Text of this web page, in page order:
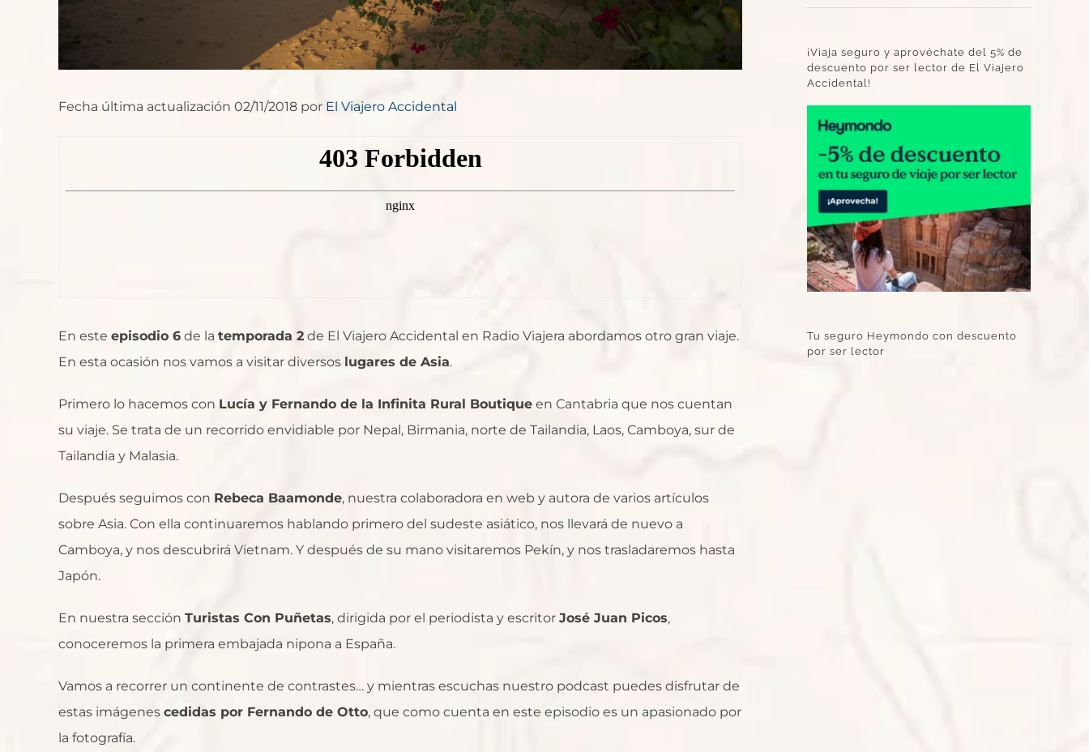
Fecha última actualización 02/11/2018 por El Viajero Accidental
En este episodio 6 de la temporada 2 de El Viajero Accidental en Radio Viajera abordamos otro gran viaje.
En esta ocasión nos vamos a visitar diversos lugares de Asia.
Primero lo hacemos con Lucía y Fernando de la Infinita Rural Boutique en Cantabria que nos cuentan
su viaje. Se trata de un recorrido envidiable por Nepal, Birmania, norte de Tailandia, Laos, Camboya, sur de
Tailandia y Malasia.
Después seguimos con Rebeca Baamonde, nuestra colaboradora en web y autora de varios artículos
sobre Asia. Con ella continuaremos hablando primero del sudeste asiático, nos llevará de nuevo a
Camboya, y nos descubrirá Vietnam. Y después de su mano visitaremos Pekín, y nos trasladaremos hasta
Japón.
En nuestra sección Turistas Con Puñetas, dirigida por el periodista y escritor José Juan Picos,
conoceremos la primera embajada nipona a España.
Vamos a recorrer un continente de contrastes… y mientras escuchas nuestro podcast puedes disfrutar de
estas imágenes cedidas por Fernando de Otto, que como cuenta en este episodio es un apasionado por
la fotografía.
¡Viaja seguro y aprovéchate del 5% de
descuento por ser lector de El Viajero
Accidental!
Tu seguro Heymondo con descuento
por ser lector